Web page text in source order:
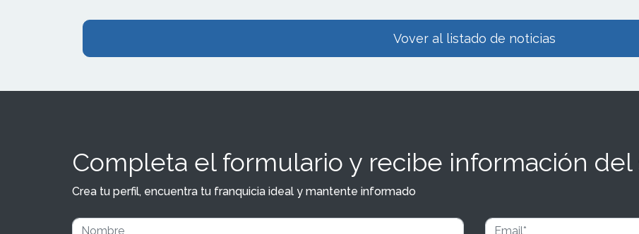
Vover al listado de noticias
Completa el formulario y recibe información del
Crea tu perfil, encuentra tu franquicia ideal y mantente informado